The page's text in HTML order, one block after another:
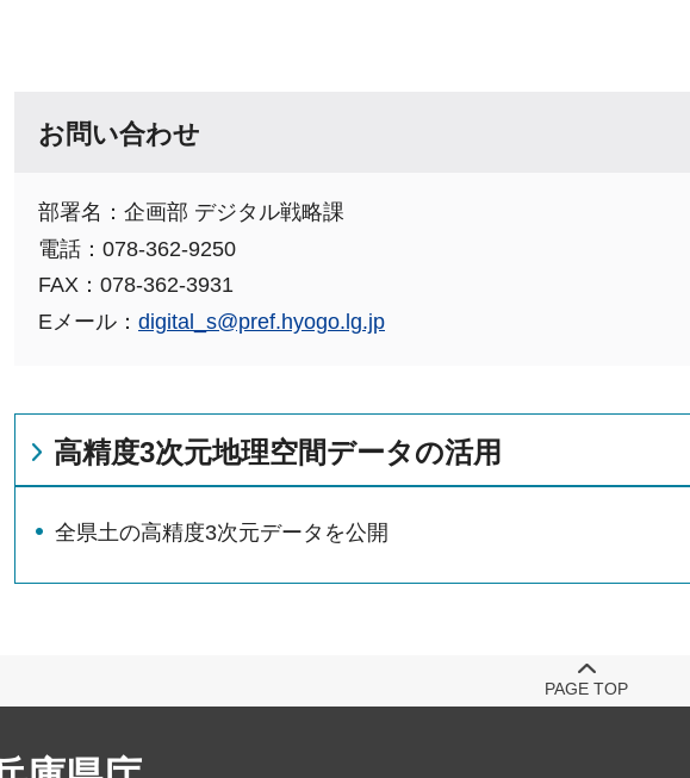
お問い合わせ
部署名：企画部 デジタル戦略課
電話：078-362-9250
FAX：078-362-3931
Eメール： digital_s@pref.hyogo.lg.jp
高精度3次元地理空間データの活用
全県土の高精度3次元データを公開
PAGE TOP